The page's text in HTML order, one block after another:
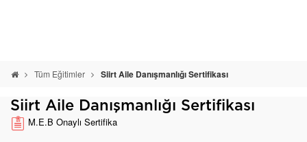
Tüm Eğitimler Siirt Aile Danışmanlığı Sertifikası
Siirt Aile Danışmanlığı Sertifikası
M.E.B Onaylı Sertifika